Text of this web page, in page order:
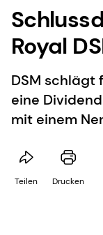
Royal
DSM schlägt
eine
mit einem
Teilen Drucken